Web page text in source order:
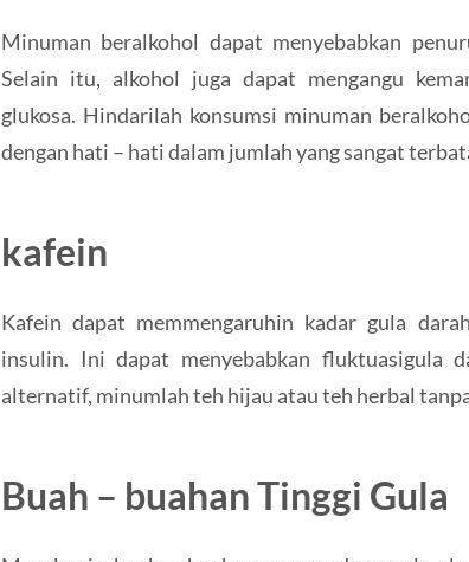
Minuman beralkohol dapat menyebabkan
Selain itu, alkohol juga dapat mengangu
glukosa. Hindarilah konsumsi minuman
dengan hati – hati dalam jumlah yang sangat
kafein
Kafein dapat memmengaruhin kadar gula
insulin. Ini dapat menyebabkan fluktuasigula
alternatif, minumlah teh hijau atau teh herbal
Buah – buahan Tinggi Gula